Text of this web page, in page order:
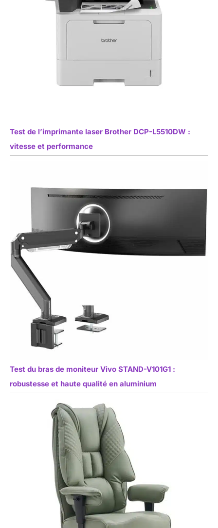
Test de l’imprimante laser Brother DCP-L5510DW :
vitesse et performance
Test du bras de moniteur Vivo STAND-V101G1 :
robustesse et haute qualité en aluminium